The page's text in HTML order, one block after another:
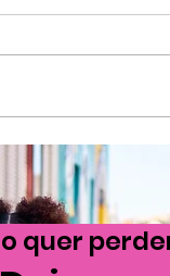
Tudo que
não sabe
uniformes
Brasileira
quer